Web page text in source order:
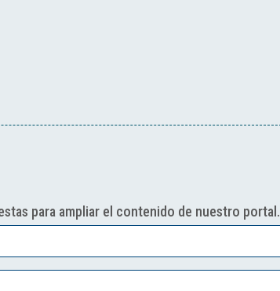
para ampliar el contenido de nuestro portal.